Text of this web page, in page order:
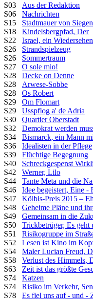
S03 Aus der Redaktion
S06 Nachrichten
S15 Stadtmauer von Siegen
S18 Kindelsbergpfad, Der
S22 Israel, ein Wiedersehen
S26 Strandspielzeug
S26 Sommertraum
S27 O sole mio!
S28 Decke on Denne
S28 Arwese-Sobbe
S28 Os Robert
S29 Om Flomart
S29 Usspflog a' de Adria
S30 Quartier Oberstadt
S32 Demokrat werden
S34 Bismarck, ein Mann
S36 Idealisten in der Pflege
S39 Flüchtige Begegnung
S40 Schreckgespenst
S42 Werner, Lilo
S44 Tante Meta und die
S46 Idee begeistert, Eine -
S47 Kölbis-Preis 2015 –
S48 Geheime Pläne und
S49 Gemeinsam in die
S50 Trickbetrüger, Es geht
S51 Risikogruppe im
S52 Lesen ist Kino im
S54 Maler Lucian Freud,
S58 Verlust des Himmels,
S63 Zeit ist das größte
S74 Katzen
S74 Risiko im Verkehr,
S78 Es fiel uns auf - und -